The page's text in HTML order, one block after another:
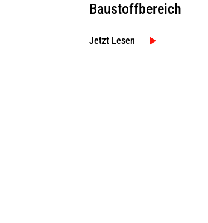
Baustoffbereich
Jetzt Lesen